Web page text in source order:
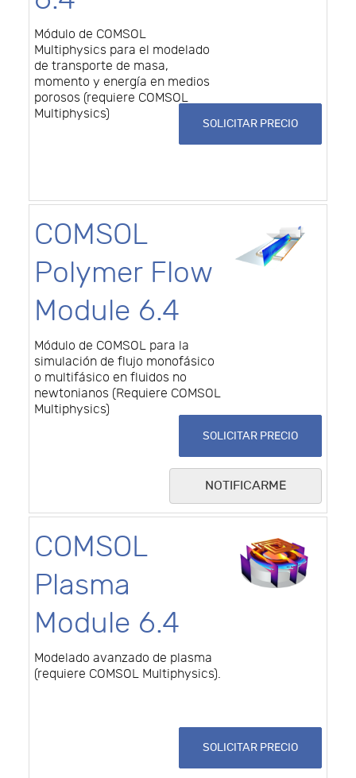
Módulo de COMSOL
Multiphysics para el modelado
de transporte de masa,
momento y energía en medios
porosos (requiere COMSOL
Multiphysics)
SOLICITAR PRECIO
COMSOL
Polymer Flow
Module 6.4
Módulo de COMSOL para la
simulación de flujo monofásico
o multifásico en fluidos no
newtonianos (Requiere COMSOL
Multiphysics)
SOLICITAR PRECIO
NOTIFICARME
COMSOL
Plasma
Module 6.4
Modelado avanzado de plasma
(requiere COMSOL Multiphysics).
SOLICITAR PRECIO